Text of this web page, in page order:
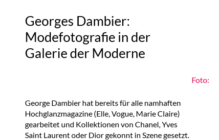
Georges Dambier:
Modefotografie in der
Galerie der Moderne
Foto:
George Dambier hat bereits für alle namhaften
Hochglanzmagazine (Elle, Vogue, Marie Claire)
gearbeitet und Kollektionen von Chanel, Yves
Saint Laurent oder Dior gekonnt in Szene gesetzt.